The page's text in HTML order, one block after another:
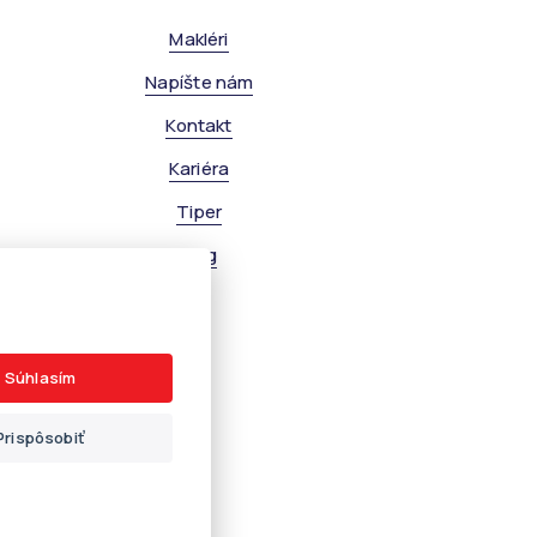
Makléri
Napíšte nám
Kontakt
Kariéra
Tiper
Blog
Súhlasím